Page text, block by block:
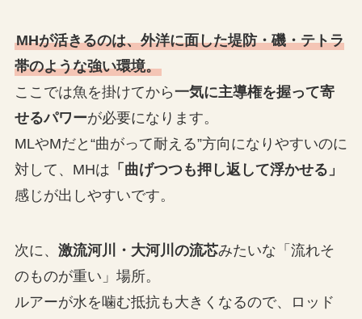
MHが活きるのは、外洋に面した堤防・磯・テトラ
帯のような強い環境。
ここでは魚を掛けてから一気に主導権を握って寄
せるパワーが必要になります。
MLやMだと“曲がって耐える”方向になりやすいのに
対して、MHは 「曲げつつも押し返して浮かせる」
感じが出しやすいです。
次に、 激流河川・大河川の流芯みたいな「流れそ
のものが重い」場所。
ルアーが水を噛む抵抗も大きくなるので、ロッド